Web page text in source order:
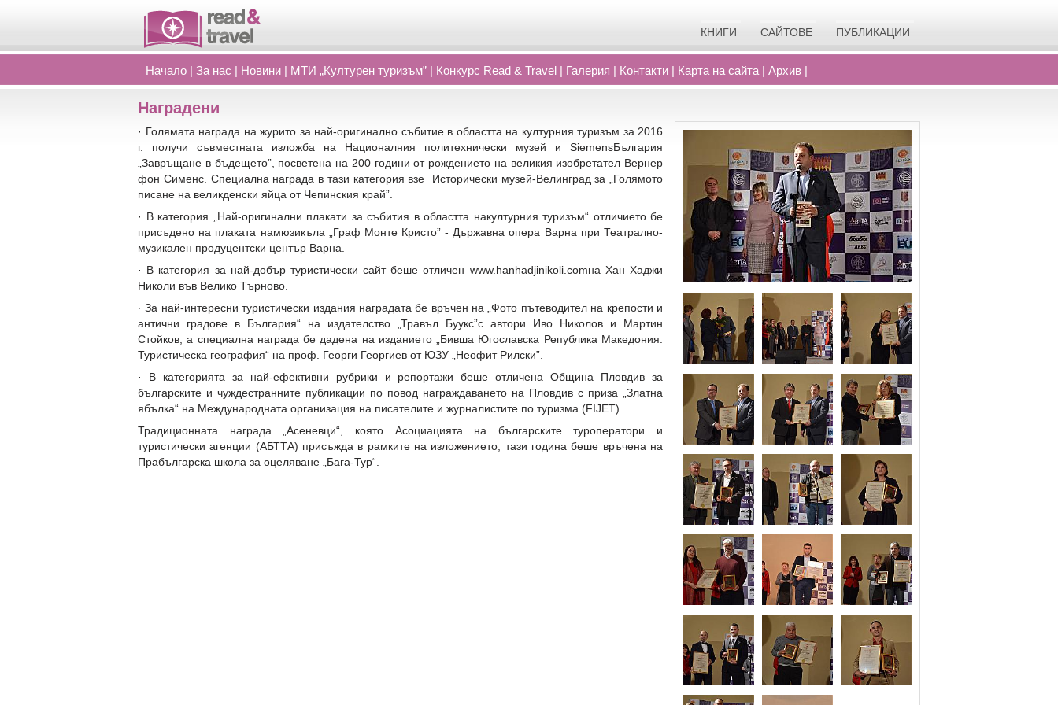
КНИГИ САЙТОВЕ ПУБЛИКАЦИИ
Начало | За нас | Новини | МТИ „Културен туризъм” | Конкурс Read & Travel | Галерия | Контакти | Карта на сайта | Архив |
Наградени
· Голямата награда на журито за най-оригинално събитие в областта на културния туризъм за 2016
г. получи съвместната изложба на Националния политехнически музей и SiemensБългария
„Завръщане в бъдещето”, посветена на 200 години от рождението на великия изобретател Вернер
фон Сименс. Специална награда в тази категория взе Исторически музей-Велинград за „Голямото
писане на великденски яйца от Чепинския край”.
· В категория „Най-оригинални плакати за събития в областта накултурния туризъм“ отличието бе
присъдено на плаката намюзикъла „Граф Монте Кристо” - Държавна опера Варна при Театрално-
музикален продуцентски център Варна.
· В категория за най-добър туристически сайт беше отличен www.hanhadjinikoli.comна Хан Хаджи
Николи във Велико Търново.
· За най-интересни туристически издания наградата бе връчен на „Фото пътеводител на крепости и
антични градове в България“ на издателство „Травъл Буукс”с автори Иво Николов и Мартин
Стойков, а специална награда бе дадена на изданието „Бивша Югославска Република Македония.
Туристическа география“ на проф. Георги Георгиев от ЮЗУ „Неофит Рилски”.
· В категорията за най-ефективни рубрики и репортажи беше отличена Община Пловдив за
българските и чуждестранните публикации по повод награждаването на Пловдив с приза „Златна
ябълка“ на Международната организация на писателите и журналистите по туризма (FIJET).
Традиционната награда „Асеневци“, която Асоциацията на българските туроператори и
туристически агенции (АБТТА) присъжда в рамките на изложението, тази година беше връчена на
Прабългарска школа за оцеляване „Бага-Тур“.